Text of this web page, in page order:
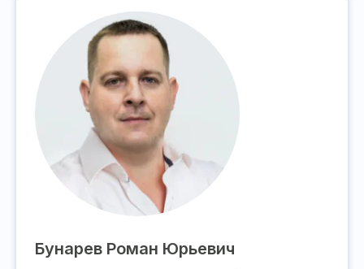
Бунарев Роман Юрьевич